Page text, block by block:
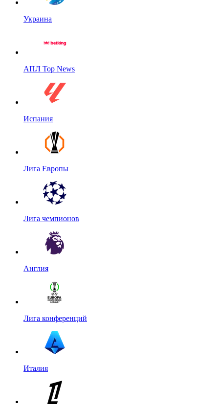
Украина
АПЛ Top News
Испания
Лига Европы
Лига чемпионов
Англия
Лига конференций
Италия